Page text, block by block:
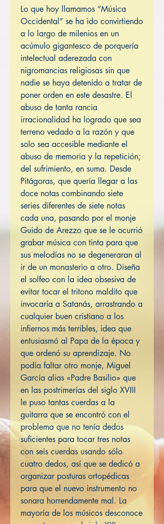
Lo que hoy llamamos “Música
Occidental” se ha ido convirtiendo
a lo largo de milenios en un
acúmulo gigantesco de porquería
intelectual aderezada con
nigromancias religiosas sin que
nadie se haya detenido a tratar de
poner orden en este desastre. El
abuso de tanta rancia
irracionalidad ha logrado que sea
terreno vedado a la razón y que
solo sea accesible mediante el
abuso de memoria y la repetición;
del sufrimiento, en suma. Desde
Pitágoras, que quería llegar a las
doce notas combinando siete
series diferentes de siete notas
cada una, pasando por el monje
Guido de Arezzo que se le ocurrió
grabar música con tinta para que
sus melodías no se degeneraran al
ir de un monasterio a otro. Diseña
el solfeo con la idea obsesiva de
evitar tocar el tritono maldito que
invocaría a Satanás, arrastrando a
cualquier buen cristiano a los
infiernos más terribles, idea que
entusiasmó al Papa de la época y
que ordenó su aprendizaje. No
podía faltar otro monje, Miguel
García alias «Padre Basilio» que
en las postrimerías del siglo XVIII
le puso tantas cuerdas a la
guitarra que se encontró con el
problema que no tenía dedos
suficientes para tocar tres notas
con seis cuerdas usando sólo
cuatro dedos, así que se dedicó a
organizar posturas ortopédicas
para que el nuevo instrumento no
sonara horrendamente mal. La
mayoría de los músicos desconoce